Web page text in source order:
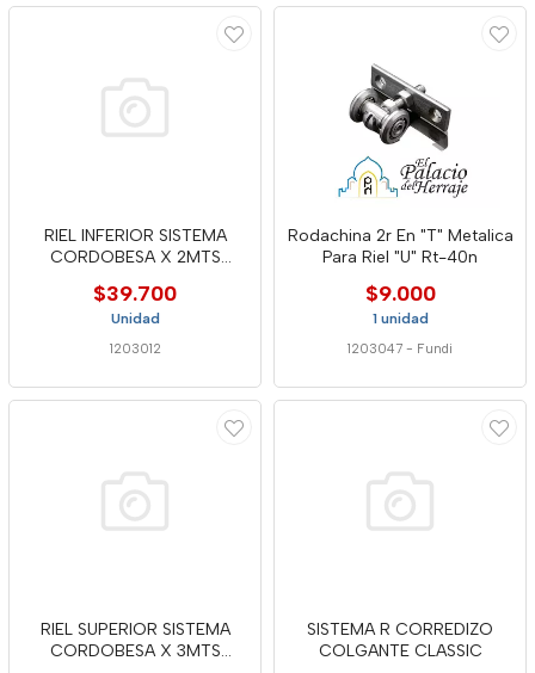
RIEL INFERIOR SISTEMA
CORDOBESA X 2MTS
$39.700
Unidad
1203012
Rodachina 2r En "T" Metalica
Para Riel "U" Rt-40n
$9.000
1 unidad
1203047 - Fundi
RIEL SUPERIOR SISTEMA
CORDOBESA X 3MTS
SISTEMA R CORREDIZO
COLGANTE CLASSIC